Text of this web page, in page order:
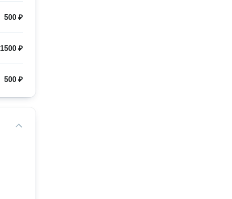
500 ₽
1500 ₽
500 ₽